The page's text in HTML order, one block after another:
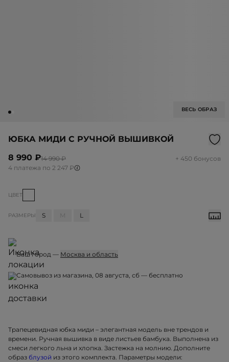
ВЕСЬ ОБРАЗ
ЮБКА МИДИ С РУЧНОЙ ВЫШИВКОЙ
8 990 ₽14 990 ₽
+ 450 бонусов
4 платежа по 2 247 ₽
ЦВЕТ
РАЗМЕРЫ S M L
Ваш город — Москва и область
Самовывоз из магазина, 08 августа, сб — бесплатно
Трапецевидная юбка миди – элегантная модель вне трендов и
времени. Ручная вышивка в виде листьев бамбука. Выполнена из
смеси легкого льна и хлопка. Застежка на молнию. Дополните
образ блузой из этого комплекта. Параметры модели: